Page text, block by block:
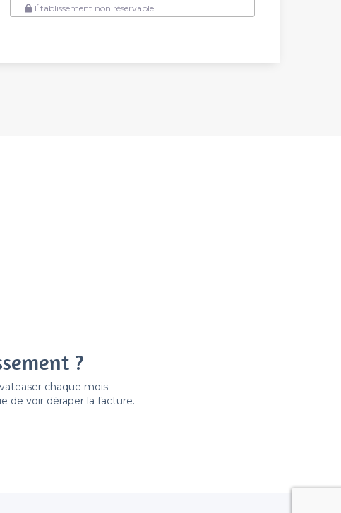
Établissement non réservable
?
chaque mois.
de voir déraper la facture.